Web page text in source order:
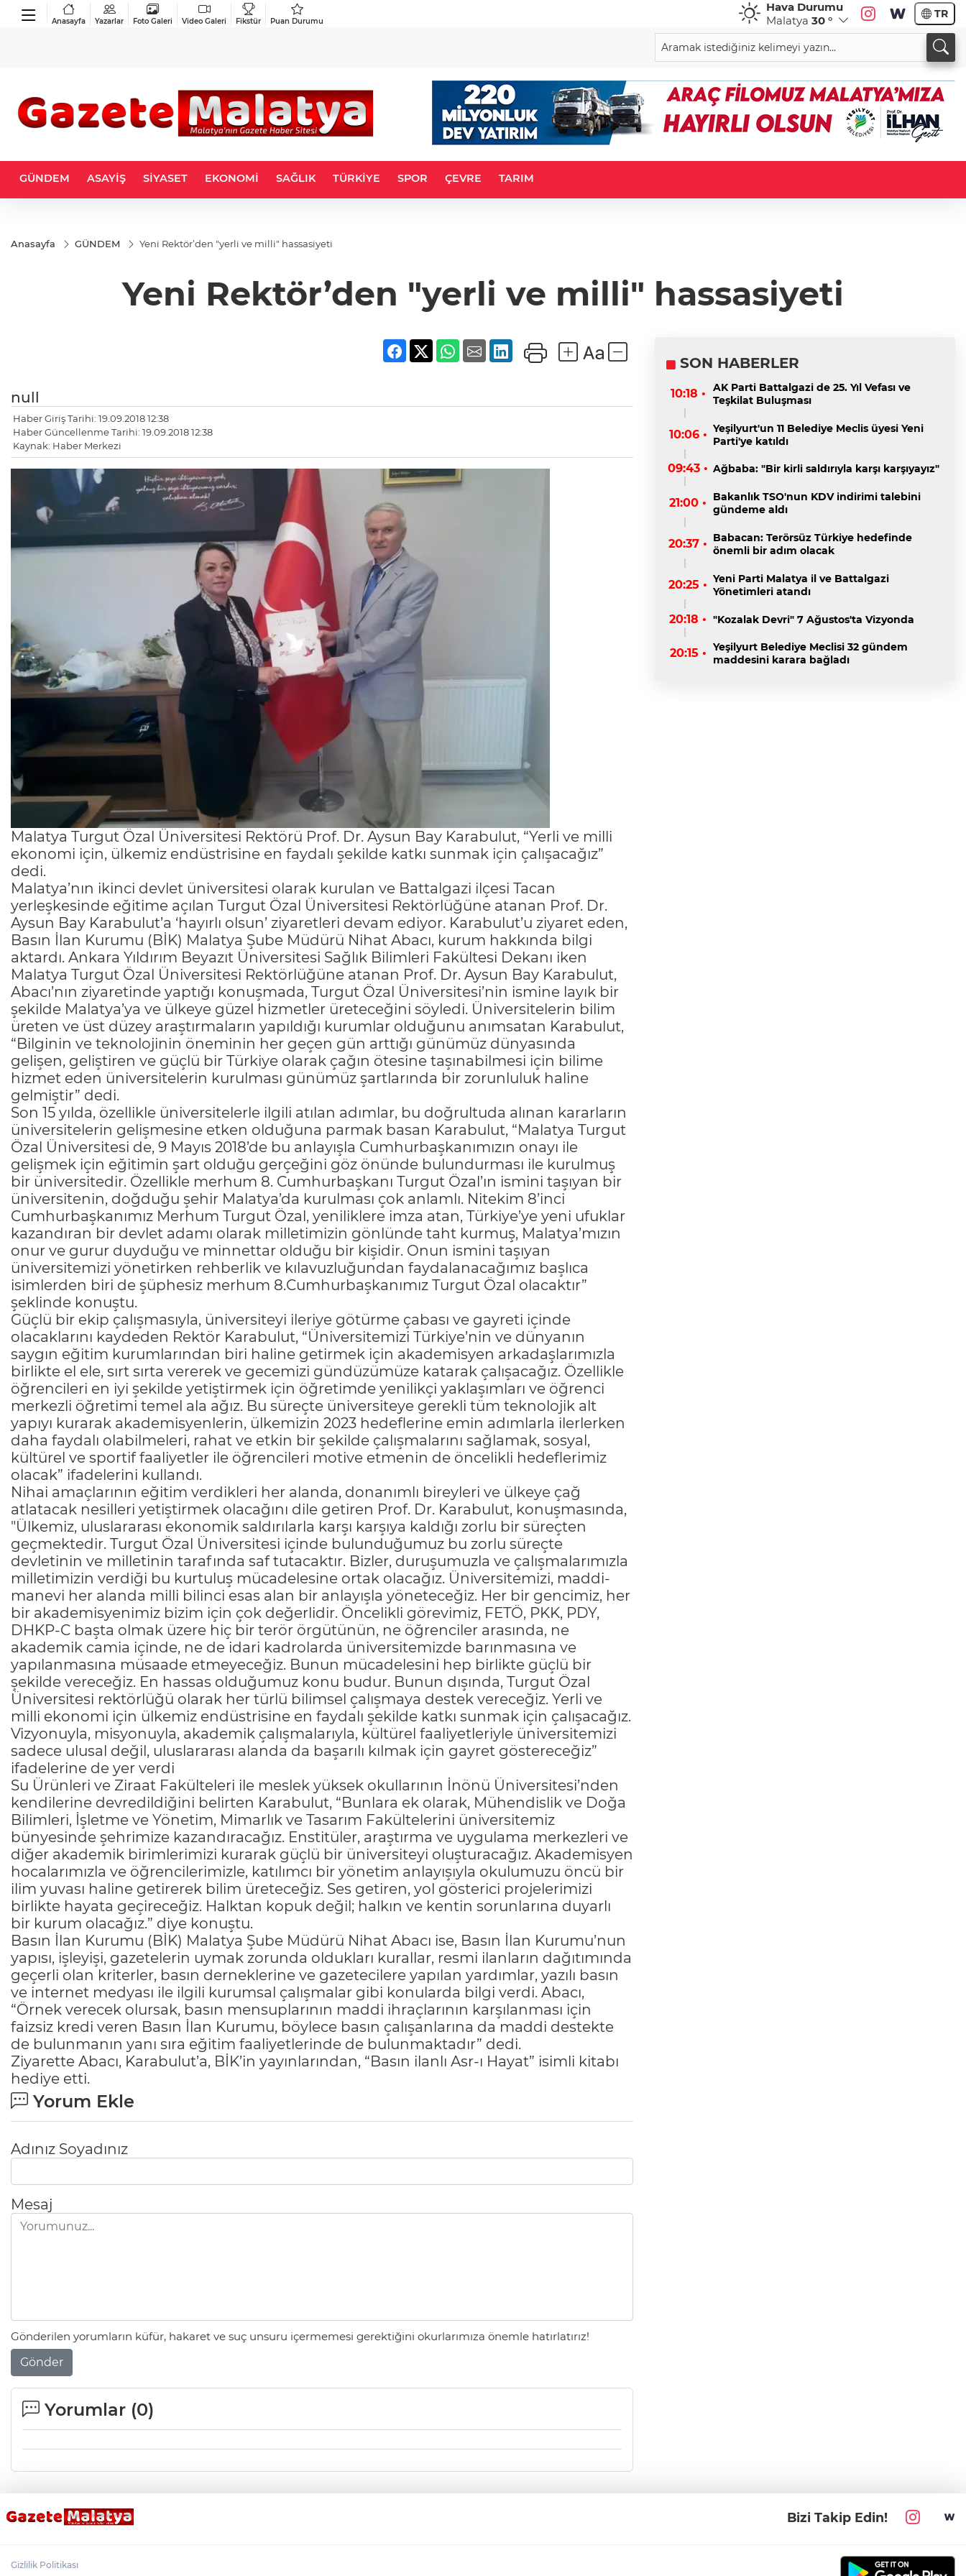
Anasayfa Yazarlar Foto Galeri Video Galeri Fikstür Puan Durumu
Hava Durumu
Malatya 30 ° TR
GÜNDEM ASAYİŞ SİYASET EKONOMİ SAĞLIK TÜRKİYE SPOR ÇEVRE TARIM
Anasayfa GÜNDEM Yeni Rektör’den "yerli ve milli" hassasiyeti
Yeni Rektör’den "yerli ve milli" hassasiyeti
null
Haber Giriş Tarihi: 19.09.2018 12:38
Haber Güncellenme Tarihi: 19.09.2018 12:38
Kaynak: Haber Merkezi
Malatya Turgut Özal Üniversitesi Rektörü Prof. Dr. Aysun Bay Karabulut, “Yerli ve milli
ekonomi için, ülkemiz endüstrisine en faydalı şekilde katkı sunmak için çalışacağız”
dedi.
Malatya’nın ikinci devlet üniversitesi olarak kurulan ve Battalgazi ilçesi Tacan
yerleşkesinde eğitime açılan Turgut Özal Üniversitesi Rektörlüğüne atanan Prof. Dr.
Aysun Bay Karabulut’a ‘hayırlı olsun’ ziyaretleri devam ediyor. Karabulut’u ziyaret eden,
Basın İlan Kurumu (BİK) Malatya Şube Müdürü Nihat Abacı, kurum hakkında bilgi
aktardı. Ankara Yıldırım Beyazıt Üniversitesi Sağlık Bilimleri Fakültesi Dekanı iken
Malatya Turgut Özal Üniversitesi Rektörlüğüne atanan Prof. Dr. Aysun Bay Karabulut,
Abacı’nın ziyaretinde yaptığı konuşmada, Turgut Özal Üniversitesi’nin ismine layık bir
şekilde Malatya’ya ve ülkeye güzel hizmetler üreteceğini söyledi. Üniversitelerin bilim
üreten ve üst düzey araştırmaların yapıldığı kurumlar olduğunu anımsatan Karabulut,
“Bilginin ve teknolojinin öneminin her geçen gün arttığı günümüz dünyasında
gelişen, geliştiren ve güçlü bir Türkiye olarak çağın ötesine taşınabilmesi için bilime
hizmet eden üniversitelerin kurulması günümüz şartlarında bir zorunluluk haline
gelmiştir” dedi.
Son 15 yılda, özellikle üniversitelerle ilgili atılan adımlar, bu doğrultuda alınan kararların
üniversitelerin gelişmesine etken olduğuna parmak basan Karabulut, “Malatya Turgut
Özal Üniversitesi de, 9 Mayıs 2018’de bu anlayışla Cumhurbaşkanımızın onayı ile
gelişmek için eğitimin şart olduğu gerçeğini göz önünde bulundurması ile kurulmuş
bir üniversitedir. Özellikle merhum 8. Cumhurbaşkanı Turgut Özal’ın ismini taşıyan bir
üniversitenin, doğduğu şehir Malatya’da kurulması çok anlamlı. Nitekim 8’inci
Cumhurbaşkanımız Merhum Turgut Özal, yeniliklere imza atan, Türkiye’ye yeni ufuklar
kazandıran bir devlet adamı olarak milletimizin gönlünde taht kurmuş, Malatya’mızın
onur ve gurur duyduğu ve minnettar olduğu bir kişidir. Onun ismini taşıyan
üniversitemizi yönetirken rehberlik ve kılavuzluğundan faydalanacağımız başlıca
isimlerden biri de şüphesiz merhum 8.Cumhurbaşkanımız Turgut Özal olacaktır”
şeklinde konuştu.
Güçlü bir ekip çalışmasıyla, üniversiteyi ileriye götürme çabası ve gayreti içinde
olacaklarını kaydeden Rektör Karabulut, “Üniversitemizi Türkiye’nin ve dünyanın
saygın eğitim kurumlarından biri haline getirmek için akademisyen arkadaşlarımızla
birlikte el ele, sırt sırta vererek ve gecemizi gündüzümüze katarak çalışacağız. Özellikle
öğrencileri en iyi şekilde yetiştirmek için öğretimde yenilikçi yaklaşımları ve öğrenci
merkezli öğretimi temel ala ağız. Bu süreçte üniversiteye gerekli tüm teknolojik alt
yapıyı kurarak akademisyenlerin, ülkemizin 2023 hedeflerine emin adımlarla ilerlerken
daha faydalı olabilmeleri, rahat ve etkin bir şekilde çalışmalarını sağlamak, sosyal,
kültürel ve sportif faaliyetler ile öğrencileri motive etmenin de öncelikli hedeflerimiz
olacak” ifadelerini kullandı.
Nihai amaçlarının eğitim verdikleri her alanda, donanımlı bireyleri ve ülkeye çağ
atlatacak nesilleri yetiştirmek olacağını dile getiren Prof. Dr. Karabulut, konuşmasında,
"Ülkemiz, uluslararası ekonomik saldırılarla karşı karşıya kaldığı zorlu bir süreçten
geçmektedir. Turgut Özal Üniversitesi içinde bulunduğumuz bu zorlu süreçte
devletinin ve milletinin tarafında saf tutacaktır. Bizler, duruşumuzla ve çalışmalarımızla
milletimizin verdiği bu kurtuluş mücadelesine ortak olacağız. Üniversitemizi, maddi-
manevi her alanda milli bilinci esas alan bir anlayışla yöneteceğiz. Her bir gencimiz, her
bir akademisyenimiz bizim için çok değerlidir. Öncelikli görevimiz, FETÖ, PKK, PDY,
DHKP-C başta olmak üzere hiç bir terör örgütünün, ne öğrenciler arasında, ne
akademik camia içinde, ne de idari kadrolarda üniversitemizde barınmasına ve
yapılanmasına müsaade etmeyeceğiz. Bunun mücadelesini hep birlikte güçlü bir
şekilde vereceğiz. En hassas olduğumuz konu budur. Bunun dışında, Turgut Özal
Üniversitesi rektörlüğü olarak her türlü bilimsel çalışmaya destek vereceğiz. Yerli ve
milli ekonomi için ülkemiz endüstrisine en faydalı şekilde katkı sunmak için çalışacağız.
Vizyonuyla, misyonuyla, akademik çalışmalarıyla, kültürel faaliyetleriyle üniversitemizi
sadece ulusal değil, uluslararası alanda da başarılı kılmak için gayret göstereceğiz”
ifadelerine de yer verdi
Su Ürünleri ve Ziraat Fakülteleri ile meslek yüksek okullarının İnönü Üniversitesi’nden
kendilerine devredildiğini belirten Karabulut, “Bunlara ek olarak, Mühendislik ve Doğa
Bilimleri, İşletme ve Yönetim, Mimarlık ve Tasarım Fakültelerini üniversitemiz
bünyesinde şehrimize kazandıracağız. Enstitüler, araştırma ve uygulama merkezleri ve
diğer akademik birimlerimizi kurarak güçlü bir üniversiteyi oluşturacağız. Akademisyen
hocalarımızla ve öğrencilerimizle, katılımcı bir yönetim anlayışıyla okulumuzu öncü bir
ilim yuvası haline getirerek bilim üreteceğiz. Ses getiren, yol gösterici projelerimizi
birlikte hayata geçireceğiz. Halktan kopuk değil; halkın ve kentin sorunlarına duyarlı
bir kurum olacağız.” diye konuştu.
Basın İlan Kurumu (BİK) Malatya Şube Müdürü Nihat Abacı ise, Basın İlan Kurumu’nun
yapısı, işleyişi, gazetelerin uymak zorunda oldukları kurallar, resmi ilanların dağıtımında
geçerli olan kriterler, basın derneklerine ve gazetecilere yapılan yardımlar, yazılı basın
ve internet medyası ile ilgili kurumsal çalışmalar gibi konularda bilgi verdi. Abacı,
“Örnek verecek olursak, basın mensuplarının maddi ihraçlarının karşılanması için
faizsiz kredi veren Basın İlan Kurumu, böylece basın çalışanlarına da maddi destekte
de bulunmanın yanı sıra eğitim faaliyetlerinde de bulunmaktadır” dedi.
Ziyarette Abacı, Karabulut’a, BİK’in yayınlarından, “Basın ilanlı Asr-ı Hayat” isimli kitabı
hediye etti.
Yorum Ekle
Adınız Soyadınız
Mesaj
Gönderilen yorumların küfür, hakaret ve suç unsuru içermemesi gerektiğini okurlarımıza önemle hatırlatırız!
Gönder
Yorumlar (0)
SON HABERLER
10:18 •
AK Parti Battalgazi de 25. Yıl Vefası ve
Teşkilat Buluşması
10:06 • Yeşilyurt'un 11 Belediye Meclis üyesi Yeni
Parti'ye katıldı
09:43 • Ağbaba: "Bir kirli saldırıyla karşı karşıyayız"
21:00 •
Bakanlık TSO'nun KDV indirimi talebini
gündeme aldı
20:37 • Babacan: Terörsüz Türkiye hedefinde
önemli bir adım olacak
20:25 • Yeni Parti Malatya il ve Battalgazi
Yönetimleri atandı
20:18 • "Kozalak Devri" 7 Ağustos'ta Vizyonda
20:15 • Yeşilyurt Belediye Meclisi 32 gündem
maddesini karara bağladı
Bizi Takip Edin!
Gizlilik Politikası